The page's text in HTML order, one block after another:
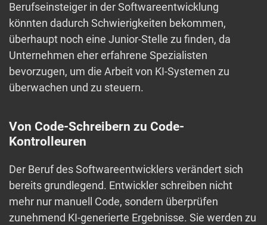
Berufseinsteiger in der Softwareentwicklung
könnten dadurch Schwierigkeiten bekommen,
überhaupt noch eine Junior-Stelle zu finden, da
Unternehmen eher erfahrene Spezialisten
bevorzugen, um die Arbeit von KI-Systemen zu
überwachen und zu steuern.
Von Code-Schreibern zu Code-
Kontrolleuren
Der Beruf des Softwareentwicklers verändert sich
bereits grundlegend. Entwickler schreiben nicht
mehr nur manuell Code, sondern überprüfen
zunehmend KI-generierte Ergebnisse. Sie werden zu